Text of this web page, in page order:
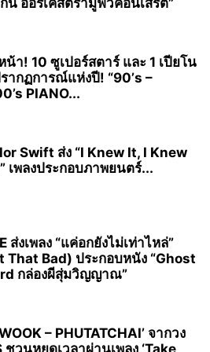
น้า! 10 ซูเปอร์สตาร์ และ 1 เปียโน
ากฏการณ์แห่งปี! “90’s –
PIANO...
Swift ส่ง “I Knew It, I Knew
เพลงประกอบภาพยนตร์...
ส่งเพลง “แค่อกยังไม่เท่าไหล่”
That Bad) ประกอบหนัง “Ghost
กล่องผีสุ่มวิญญาณ”
– PHUTATCHAI’ จากวง
ชวนหยุดเวลาผ่านเพลง ‘Take